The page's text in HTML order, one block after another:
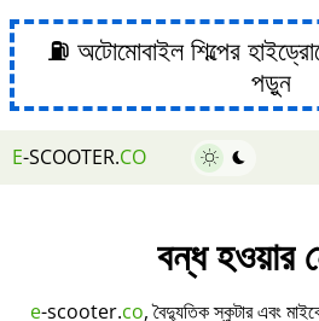
⛽ অটোমোবাইল শিল্পের
পড়ুন
E-SCOOTER.CO
বন্ধ হওয়ার
e-scooter.co, বৈদ্যুতিক স্কুটার এবং